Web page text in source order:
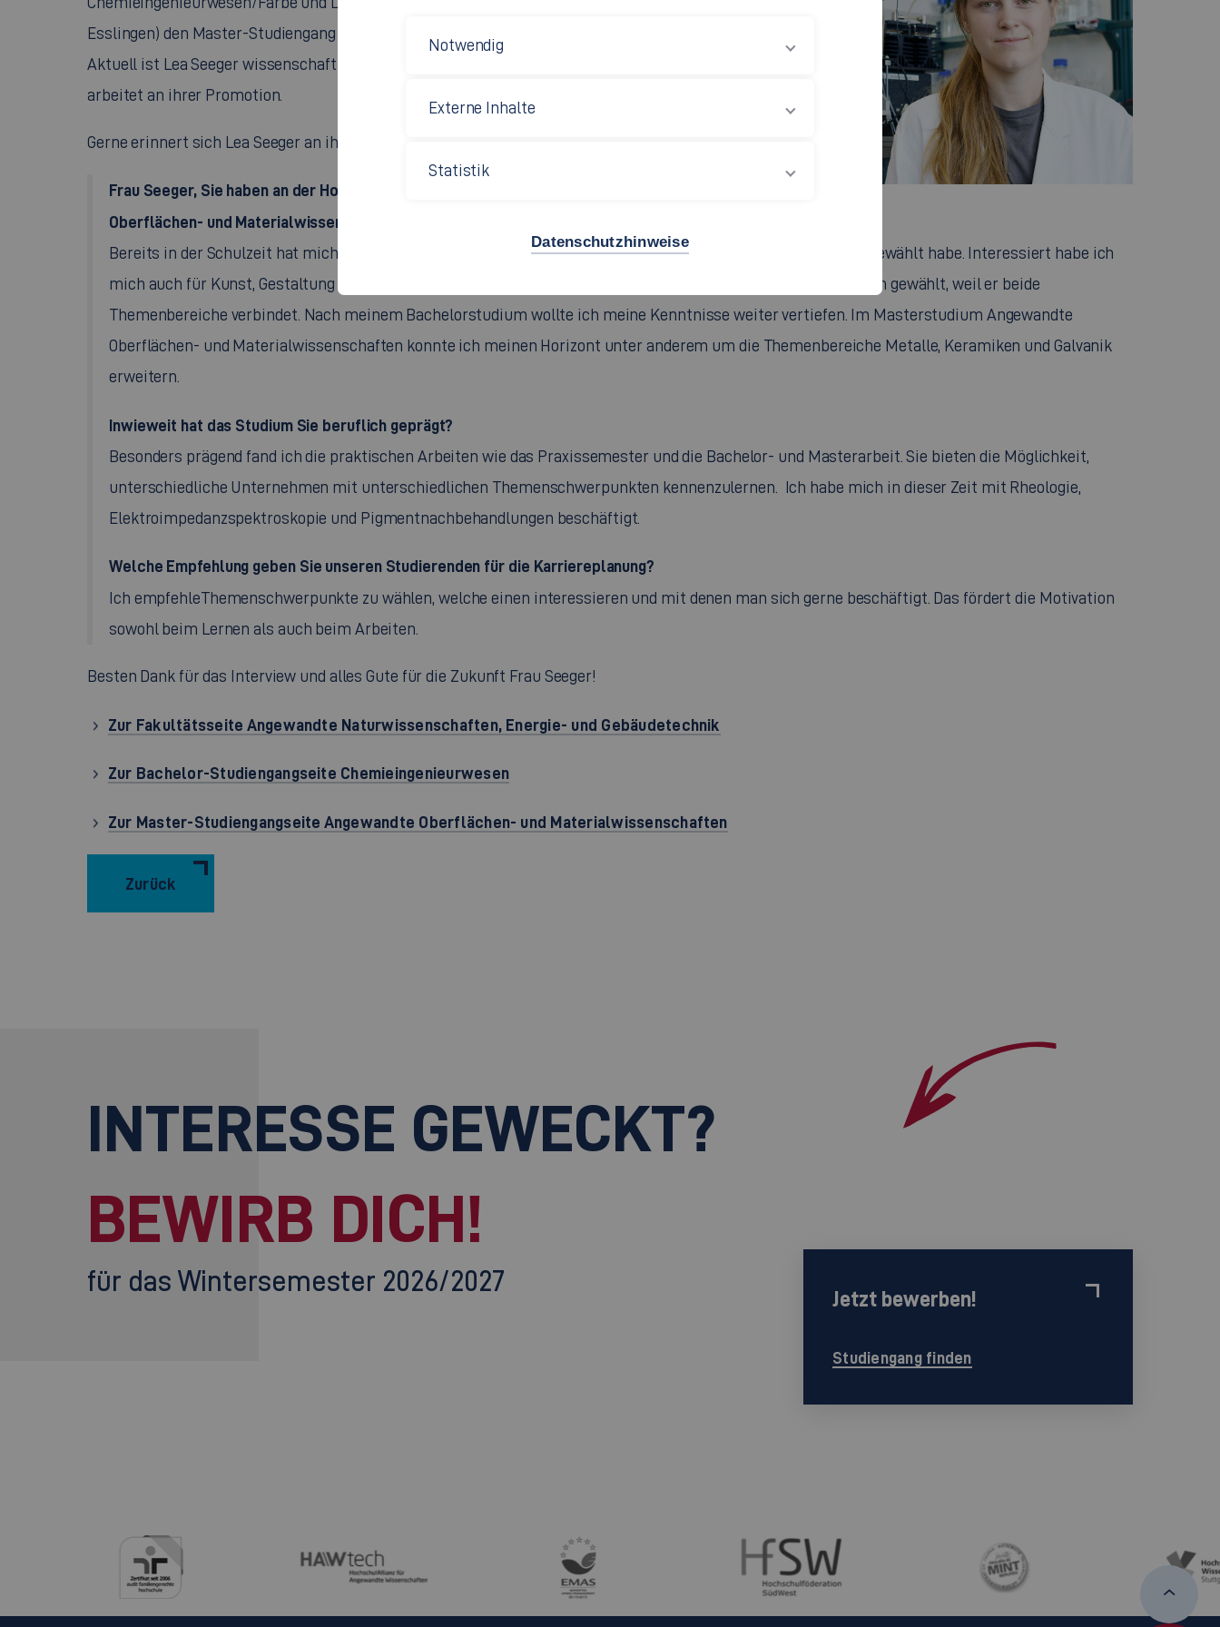
Esslingen) den Master-Studiengang Angewandte Oberflächen- und Materialwissenschaften.
Aktuell ist Lea Seeger wissenschaftliche Mitarbeiterin an der Hochschule Esslingen und
arbeitet an ihrer Promotion.
Gerne erinnert sich Lea Seeger an ihre Studienzeit an der Hochschule Esslingen.
Frau Seeger, Sie haben an der Hochschule Esslingen Chemieingenieurwesen und Angewandte
Oberflächen- und Materialwissenschaften studiert. Weshalb diese Studiengänge und warum Esslingen?
Bereits in der Schulzeit hat mich die Chemie fasziniert, weshalb ich schon damals als Leistungskurs Chemie gewählt habe. Interessiert habe ich
mich auch für Kunst, Gestaltung und Farben. Den Studiengang Chemieingenieurwesen/Farbe und Lack habe ich gewählt, weil er beide
Themenbereiche verbindet. Nach meinem Bachelorstudium wollte ich meine Kenntnisse weiter vertiefen. Im Masterstudium Angewandte
Oberflächen- und Materialwissenschaften konnte ich meinen Horizont unter anderem um die Themenbereiche Metalle, Keramiken und Galvanik
erweitern.
Inwieweit hat das Studium Sie beruflich geprägt?
Besonders prägend fand ich die praktischen Arbeiten wie das Praxissemester und die Bachelor- und Masterarbeit. Sie bieten die Möglichkeit,
unterschiedliche Unternehmen mit unterschiedlichen Themenschwerpunkten kennenzulernen. Ich habe mich in dieser Zeit mit Rheologie,
Elektroimpedanzspektroskopie und Pigmentnachbehandlungen beschäftigt.
Welche Empfehlung geben Sie unseren Studierenden für die Karriereplanung?
Ich empfehleThemenschwerpunkte zu wählen, welche einen interessieren und mit denen man sich gerne beschäftigt. Das fördert die Motivation
sowohl beim Lernen als auch beim Arbeiten.
Besten Dank für das Interview und alles Gute für die Zukunft Frau Seeger!
Zur Fakultätsseite Angewandte Naturwissenschaften, Energie- und Gebäudetechnik
Zur Bachelor-Studiengangseite Chemieingenieurwesen
Zur Master-Studiengangseite Angewandte Oberflächen- und Materialwissenschaften
Zurück
INTERESSE GEWECKT?
BEWIRB DICH!
für das Wintersemester 2026/2027
Jetzt bewerben!
Studiengang finden
Notwendig
Externe Inhalte
Statistik
Datenschutzhinweise